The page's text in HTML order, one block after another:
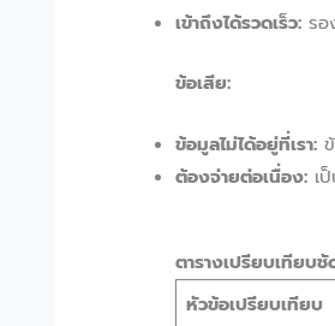
เข้าถึงได้รวดเร็ว: รอ
ข้อเสีย:
ข้อมูลไม่ได้อยู่ที่เรา:
ต้องจ่ายต่อเนื่อง: เ
ตารางเปรียบเทียบ
หัวข้อเปรียบเทียบ